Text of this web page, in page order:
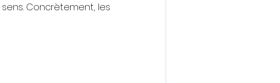
Concrètement, les